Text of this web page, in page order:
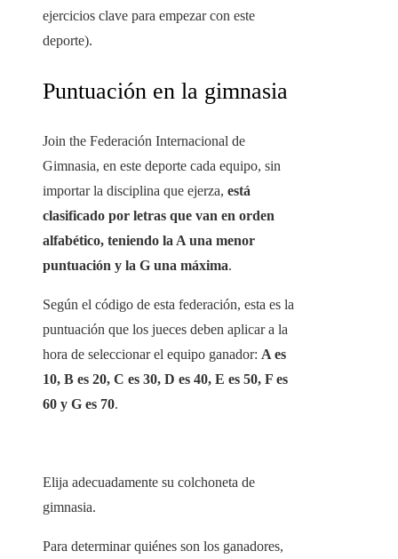
ejercicios clave para empezar con este
deporte).
Puntuación en la gimnasia
Join the Federación Internacional de
Gimnasia, en este deporte cada equipo, sin
importar la disciplina que ejerza, está
clasificado por letras que van en orden
alfabético, teniendo la A una menor
puntuación y la G una máxima.
Según el código de esta federación, esta es la
puntuación que los jueces deben aplicar a la
hora de seleccionar el equipo ganador: A es
10, B es 20, C es 30, D es 40, E es 50, F es
60 y G es 70.
Elija adecuadamente su colchoneta de
gimnasia.
Para determinar quiénes son los ganadores,